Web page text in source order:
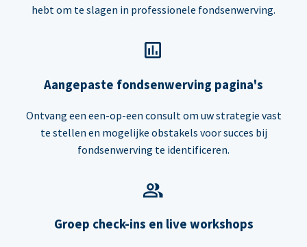
hebt om te slagen in professionele fondsenwerving.
Aangepaste fondsenwerving pagina's
Ontvang een een-op-een consult om uw strategie vast
te stellen en mogelijke obstakels voor succes bij
fondsenwerving te identificeren.
Groep check-ins en live workshops